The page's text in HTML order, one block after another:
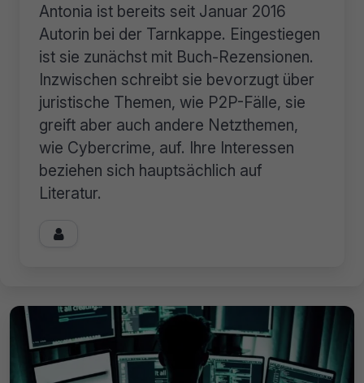
Antonia ist bereits seit Januar 2016
Autorin bei der Tarnkappe. Eingestiegen
ist sie zunächst mit Buch-Rezensionen.
Inzwischen schreibt sie bevorzugt über
juristische Themen, wie P2P-Fälle, sie
greift aber auch andere Netzthemen,
wie Cybercrime, auf. Ihre Interessen
beziehen sich hauptsächlich auf
Literatur.
